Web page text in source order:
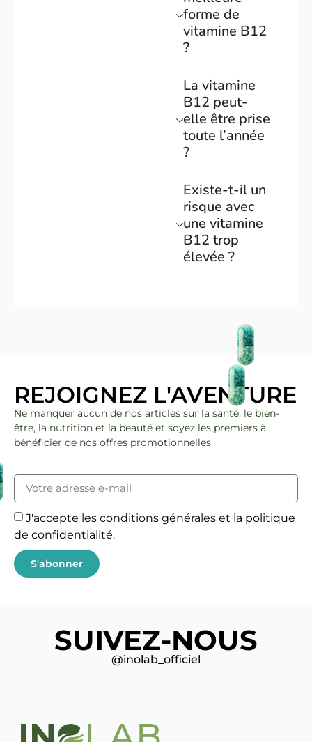
forme de
vitamine B12
?
La vitamine
B12 peut-
elle être prise
toute l’année
?
Existe-t-il un
risque avec
une vitamine
B12 trop
élevée ?
REJOIGNEZ L'AVENTURE
Ne manquer aucun de nos articles sur la santé, le bien-
être, la nutrition et la beauté et soyez les premiers à
bénéficier de nos offres promotionnelles.
J'accepte les conditions générales et la politique
de confidentialité.
S'abonner
SUIVEZ-NOUS
@inolab_officiel